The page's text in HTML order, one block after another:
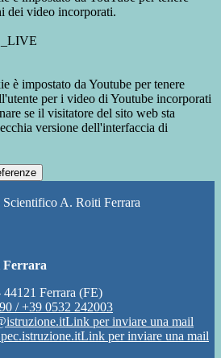
dei video incorporati.
è impostato da Youtube per tenere
per i video di Youtube incorporati
se il visitatore del sito web sta
versione dell'interfaccia di
A. Roiti Ferrara
Ferrara
Ferrara (FE)
/ +39 0532 242003
Link per inviare una mail
Link per inviare una mail